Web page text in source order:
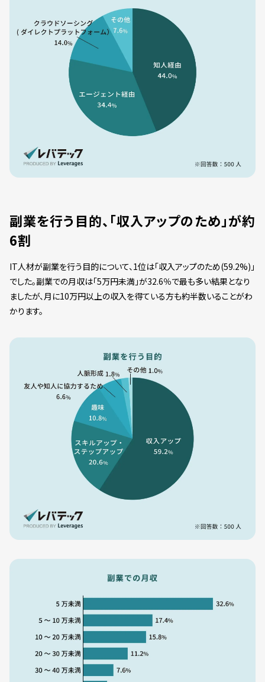
副業を行う目的、「収入アップのため」が約
6割
IT人材が副業を行う目的について、1位は「収入アップのため(59.2%)」
でした。副業での月収は「5万円未満」が32.6％で最も多い結果となり
ましたが、月に10万円以上の収入を得ている方も約半数いることがわ
かります。